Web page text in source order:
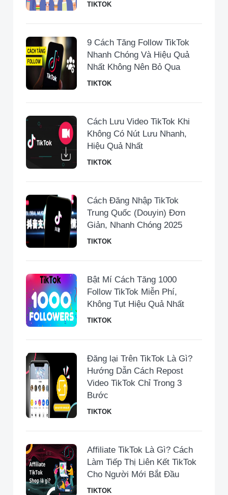
TIKTOK
9 Cách Tăng Follow TikTok
Nhanh Chóng Và Hiệu Quả
Nhất Không Nên Bỏ Qua
TIKTOK
Cách Lưu Video TikTok Khi
Không Có Nút Lưu Nhanh,
Hiệu Quả Nhất
TIKTOK
Cách Đăng Nhập TikTok
Trung Quốc (Douyin) Đơn
Giản, Nhanh Chóng 2025
TIKTOK
Bật Mí Cách Tăng 1000
Follow TikTok Miễn Phí,
Không Tụt Hiệu Quả Nhất
TIKTOK
Đăng lại Trên TikTok Là Gì?
Hướng Dẫn Cách Repost
Video TikTok Chỉ Trong 3
Bước
TIKTOK
Affiliate TikTok Là Gì? Cách
Làm Tiếp Thị Liên Kết TikTok
Cho Người Mới Bắt Đầu
TIKTOK